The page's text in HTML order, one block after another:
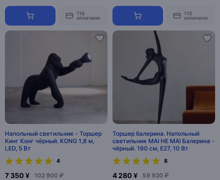
116
оплачено
115
оплачено
Напольный светильник - Торшер
Кинг Конг чёрный. KONG 1,8 м,
LED, 5 Вт
4
7 350 ¥ 102 900 ₽
Торшер балерина. Напольный
светильник MAI HE MAI Балерина -
чёрный. 190 см, E27, 10 Вт
8
4 280 ¥ 59 920 ₽